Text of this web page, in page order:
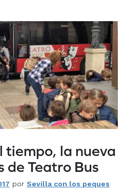
tiempo, la nueva
de Teatro Bus
por Sevilla con los peques